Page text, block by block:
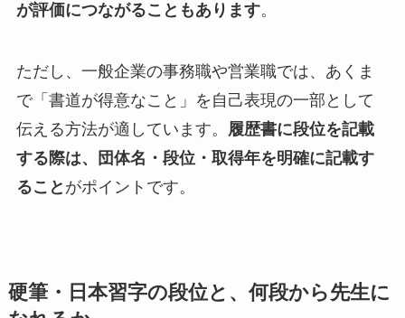
が評価につながることもあります。
ただし、一般企業の事務職や営業職では、あくま
で「書道が得意なこと」を自己表現の一部として
伝える方法が適しています。 履歴書に段位を記載
する際は、団体名・段位・取得年を明確に記載す
ること がポイントです。
硬筆・日本習字の段位と、何段から先生に